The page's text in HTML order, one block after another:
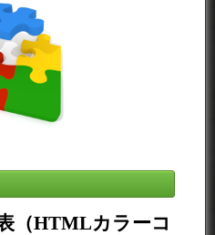
（HTMLカラーコ